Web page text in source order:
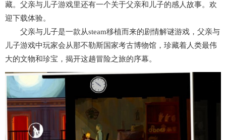
藏。父亲与儿子游戏里还有一个关于父亲和儿子的感人故事。欢
迎下载体验。
父亲与儿子是一款从steam移植而来的剧情解谜游戏，父亲与
儿子游戏中玩家会从那不勒斯国家考古博物馆，珍藏着人类最伟
大的文物和珍宝，揭开这趟冒险之旅的序幕。